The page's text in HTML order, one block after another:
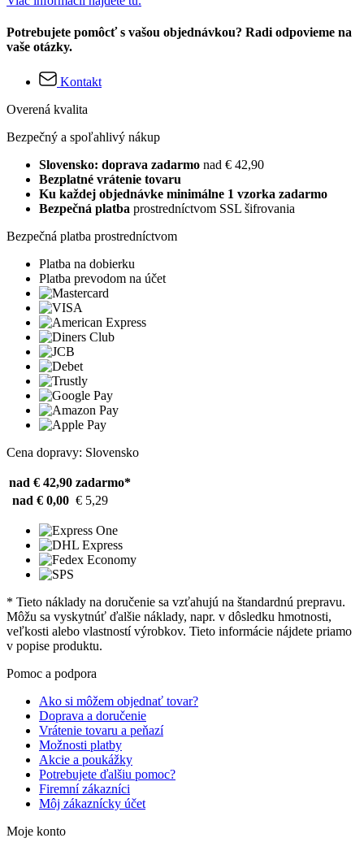
Potrebujete pomôcť s vašou objednávkou? Radi odpovieme na
vaše otázky.
Kontakt
Overená kvalita
Bezpečný a spoľahlivý nákup
Slovensko: doprava zadarmo nad € 42,90
Bezplatné vrátenie tovaru
Ku každej objednávke minimálne 1 vzorka zadarmo
Bezpečná platba prostredníctvom SSL šifrovania
Bezpečná platba prostredníctvom
Platba na dobierku
Platba prevodom na účet
Cena dopravy: Slovensko
nad € 42,90 zadarmo*
nad € 0,00 € 5,29
* Tieto náklady na doručenie sa vzťahujú na štandardnú prepravu.
Môžu sa vyskytnúť ďalšie náklady, napr. v dôsledku hmotnosti,
veľkosti alebo vlastností výrobkov. Tieto informácie nájdete priamo
v popise produktu.
Pomoc a podpora
Ako si môžem objednať tovar?
Doprava a doručenie
Vrátenie tovaru a peňazí
Možnosti platby
Akcie a poukážky
Potrebujete ďalšiu pomoc?
Firemní zákazníci
Môj zákaznícky účet
Moje konto